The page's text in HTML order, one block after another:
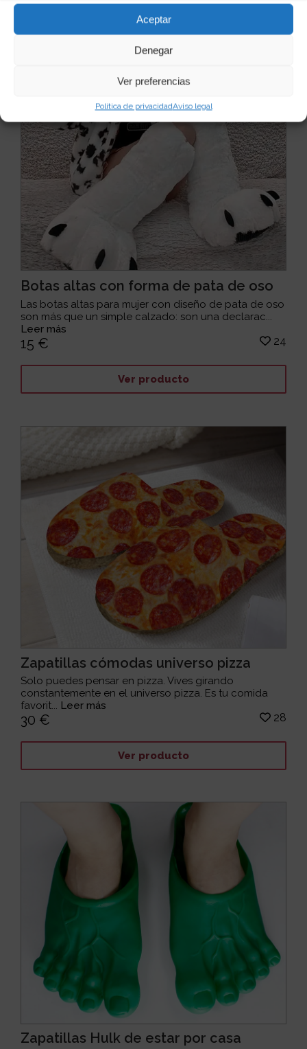
Aceptar
Denegar
Ver preferencias
Política de privacidadAviso legal
Botas altas con forma de pata de oso
Las botas altas para mujer con diseño de pata de oso
son más que un simple calzado: son una declarac...
Leer más
15 € 24
Ver producto
Zapatillas cómodas universo pizza
Solo puedes pensar en pizza. Vives girando
constantemente en el universo pizza. Es tu comida
favorit... Leer más
30 € 28
Ver producto
Zapatillas Hulk de estar por casa